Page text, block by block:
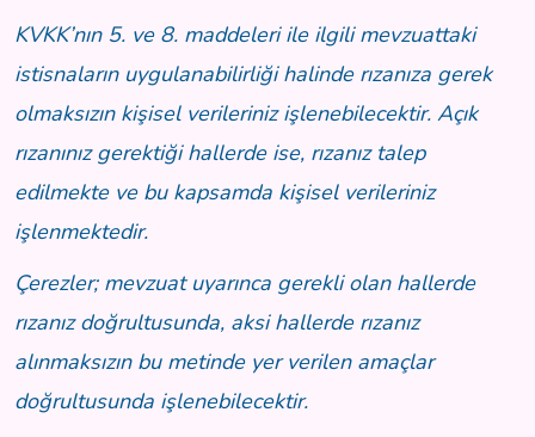
KVKK’nın 5. ve 8. maddeleri ile ilgili mevzuattaki
istisnaların uygulanabilirliği halinde rızanıza gerek
olmaksızın kişisel verileriniz işlenebilecektir. Açık
rızanınız gerektiği hallerde ise, rızanız talep
edilmekte ve bu kapsamda kişisel verileriniz
işlenmektedir.
Çerezler; mevzuat uyarınca gerekli olan hallerde
rızanız doğrultusunda, aksi hallerde rızanız
alınmaksızın bu metinde yer verilen amaçlar
doğrultusunda işlenebilecektir.